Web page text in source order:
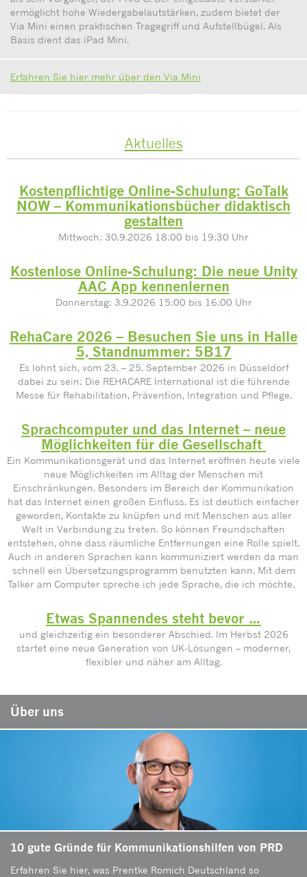
ermöglicht hohe Wiedergabelautstärken, zudem bietet der
Via Mini einen praktischen Tragegriff und Aufstellbügel. Als
Basis dient das iPad Mini.
Erfahren Sie hier mehr über den Via Mini
Aktuelles
Kostenpflichtige Online-Schulung: GoTalk
NOW – Kommunikationsbücher didaktisch
gestalten
Mittwoch: 30.9.2026 18:00 bis 19:30 Uhr
Kostenlose Online-Schulung: Die neue Unity
AAC App kennenlernen
Donnerstag: 3.9.2026 15:00 bis 16:00 Uhr
RehaCare 2026 – Besuchen Sie uns in Halle
5, Standnummer: 5B17
Es lohnt sich, vom 23. – 25. September 2026 in Düsseldorf
dabei zu sein: Die REHACARE International ist die führende
Messe für Rehabilitation, Prävention, Integration und Pflege.
Sprachcomputer und das Internet – neue
Möglichkeiten für die Gesellschaft
Ein Kommunikationsgerät und das Internet eröffnen heute viele
neue Möglichkeiten im Alltag der Menschen mit
Einschränkungen. Besonders im Bereich der Kommunikation
hat das Internet einen großen Einfluss. Es ist deutlich einfacher
geworden, Kontakte zu knüpfen und mit Menschen aus aller
Welt in Verbindung zu treten. So können Freundschaften
entstehen, ohne dass räumliche Entfernungen eine Rolle spielt.
Auch in anderen Sprachen kann kommuniziert werden da man
schnell ein Übersetzungsprogramm benutzten kann. Mit dem
Talker am Computer spreche ich jede Sprache, die ich möchte.
Etwas Spannendes steht bevor …
und gleichzeitig ein besonderer Abschied. Im Herbst 2026
startet eine neue Generation von UK-Lösungen – moderner,
flexibler und näher am Alltag.
Über uns
10 gute Gründe für Kommunikationshilfen von PRD
Erfahren Sie hier, was Prentke Romich Deutschland so